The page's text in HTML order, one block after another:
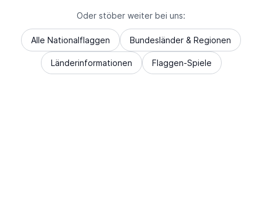
Oder stöber weiter bei uns:
Alle Nationalflaggen Bundesländer & Regionen
Länderinformationen Flaggen-Spiele